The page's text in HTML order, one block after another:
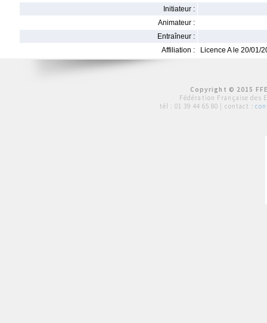
Initiateur :
Animateur :
Entraîneur :
Affiliation :
Licence A le 20/01/
Copyright © 2015
Fédération Française des
tél : 01 39 44 65 80 | contact :